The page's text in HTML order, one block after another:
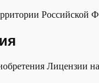
Российской
Лицензии